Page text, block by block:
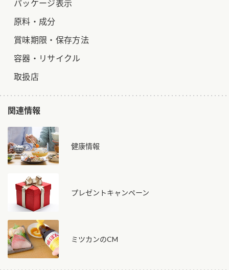
パッケージ表示
原料・成分
賞味期限・保存方法
容器・リサイクル
取扱店
関連情報
健康情報
プレゼントキャンペーン
ミツカンのCM